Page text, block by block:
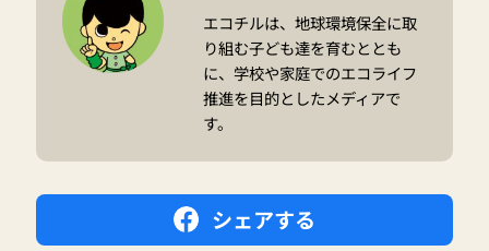
エコチルは、地球環境保全に取
り組む子ども達を育むととも
に、学校や家庭でのエコライフ
推進を目的としたメディアで
す。
シェアする